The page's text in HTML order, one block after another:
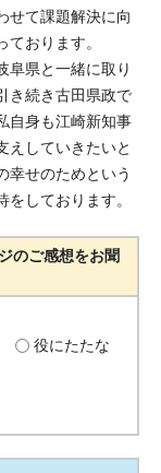
せて課題解決に向
おります。
阜県と一緒に取り
き続き古田県政で
自身も江崎新知事
えしていきたいと
幸せのためという
しております。
のご感想をお聞
役にたたな